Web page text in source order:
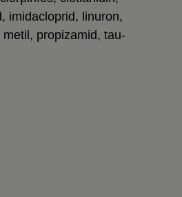
imidacloprid, linuron,
propizamid, tau-